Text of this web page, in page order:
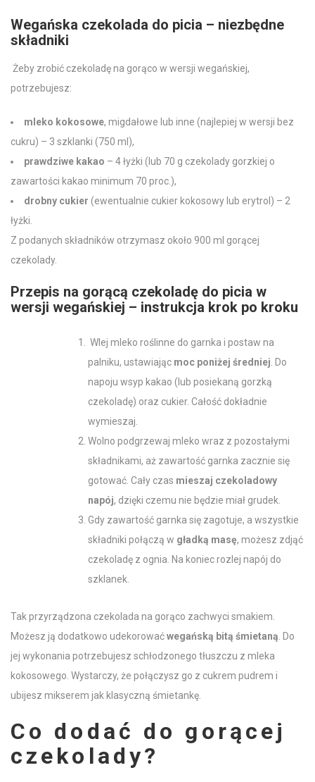
Wegańska czekolada do picia – niezbędne
składniki
Żeby zrobić czekoladę na gorąco w wersji wegańskiej,
potrzebujesz:
mleko kokosowe, migdałowe lub inne (najlepiej w wersji bez
cukru) – 3 szklanki (750 ml),
prawdziwe kakao – 4 łyżki (lub 70 g czekolady gorzkiej o
zawartości kakao minimum 70 proc.),
drobny cukier (ewentualnie cukier kokosowy lub erytrol) – 2
łyżki.
Z podanych składników otrzymasz około 900 ml gorącej
czekolady.
Przepis na gorącą czekoladę do picia w
wersji wegańskiej – instrukcja krok po kroku
Wlej mleko roślinne do garnka i postaw na
palniku, ustawiając moc poniżej średniej . Do
napoju wsyp kakao (lub posiekaną gorzką
czekoladę) oraz cukier. Całość dokładnie
wymieszaj.
Wolno podgrzewaj mleko wraz z pozostałymi
składnikami, aż zawartość garnka zacznie się
gotować. Cały czas mieszaj czekoladowy
napój, dzięki czemu nie będzie miał grudek.
Gdy zawartość garnka się zagotuje, a wszystkie
składniki połączą w gładką masę, możesz zdjąć
czekoladę z ognia. Na koniec rozlej napój do
szklanek.
Tak przyrządzona czekolada na gorąco zachwyci smakiem.
Możesz ją dodatkowo udekorowaćwegańską bitą śmietaną . Do
jej wykonania potrzebujesz schłodzonego tłuszczu z mleka
kokosowego. Wystarczy, że połączysz go z cukrem pudrem i
ubijesz mikserem jak klasyczną śmietankę.
Co dodać do gorącej
czekolady?